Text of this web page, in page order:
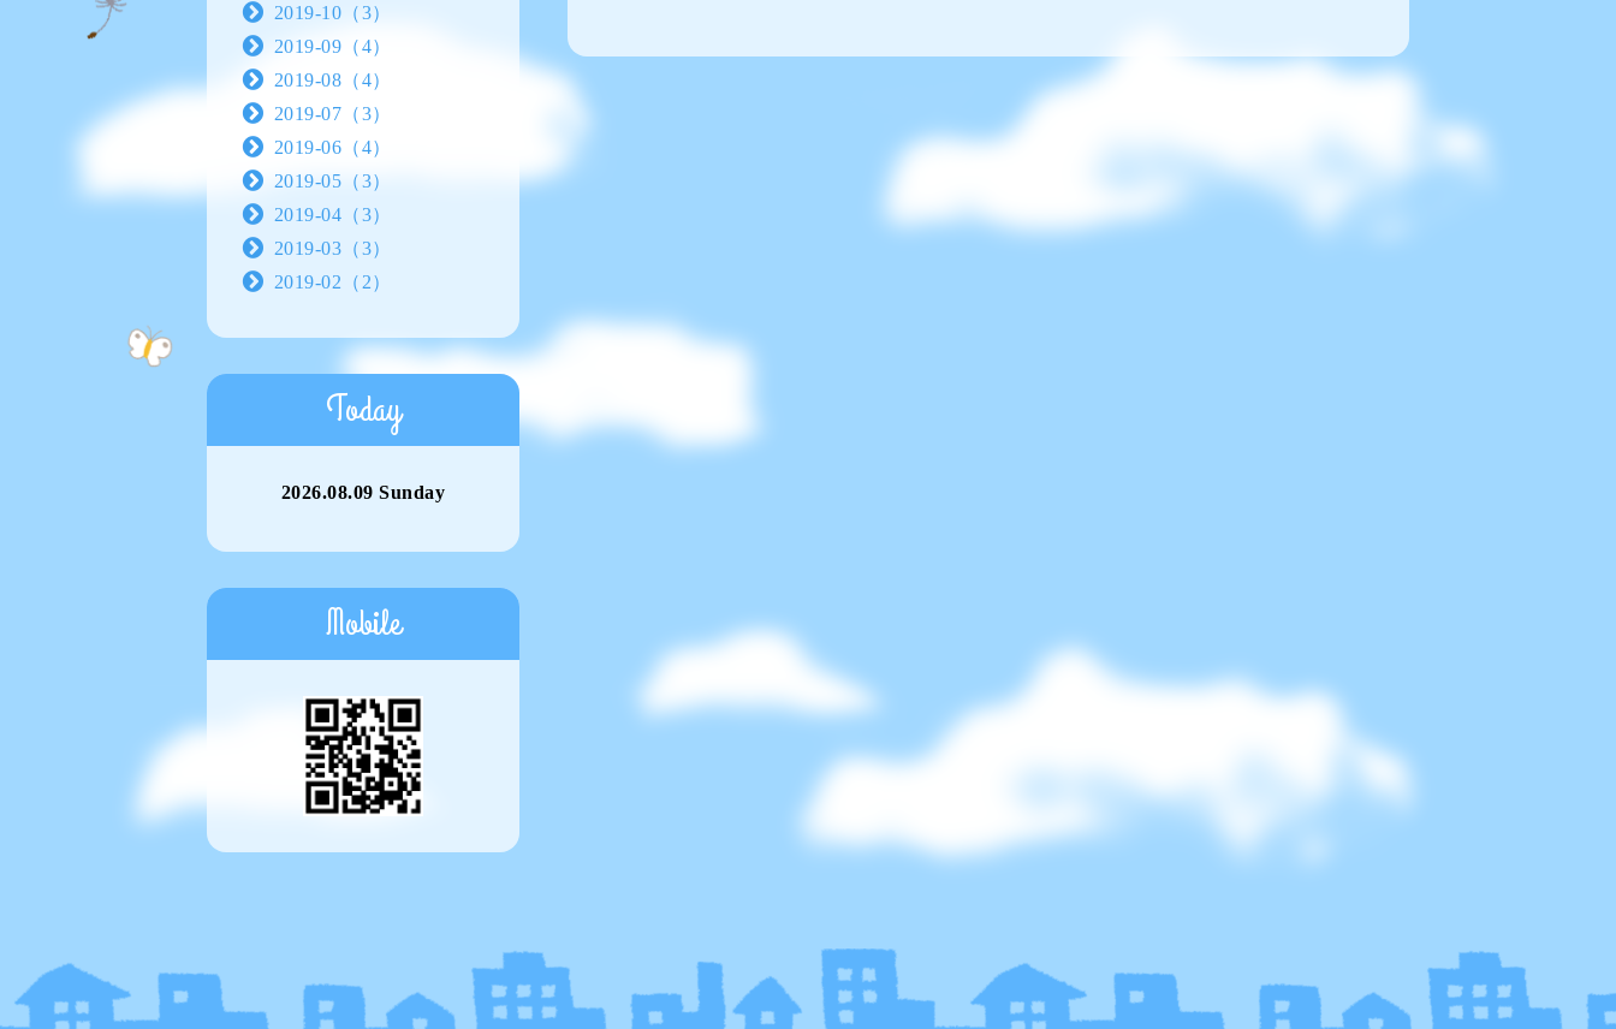
2019-10（3）
2019-09（4）
2019-08（4）
2019-07（3）
2019-06（4）
2019-05（3）
2019-04（3）
2019-03（3）
2019-02（2）
Today
2026.08.09 Sunday
Mobile